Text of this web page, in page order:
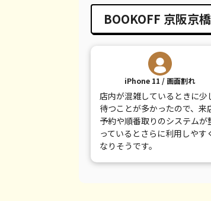
BOOKOFF 京阪京
iPhone 11 / 画面割れ
店内が混雑しているときに少
待つことが多かったので、来
予約や順番取りのシステムが
っているとさらに利用しやす
なりそうです。